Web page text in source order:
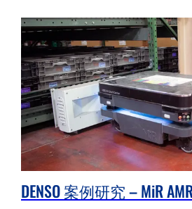
DENSO 案例研究 – MiR